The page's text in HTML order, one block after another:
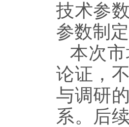
技术参
参数制
本次
论证，
与调研
系。后